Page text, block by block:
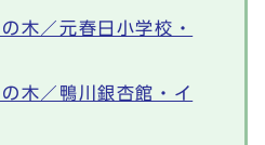
木／元春日小学校・
の木／鴨川銀杏館・イ